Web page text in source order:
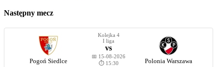
Następny mecz
Pogoń Siedlce
Kolejka 4
I liga
vs
📅 15-08-2026
⏱️ 15:30
Polonia Warszawa